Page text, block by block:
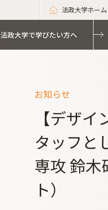
法政大学ホーム
法政大学で学びたい方へ
お知らせ
【デザ
タッフと
専攻 鈴木
ト）